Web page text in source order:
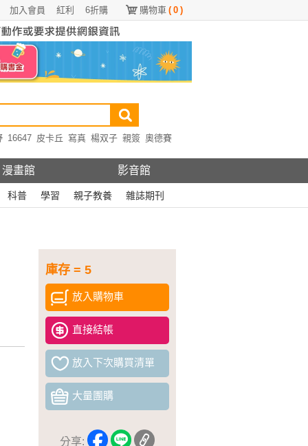
購物車 ( 0 )
6折購
紅利
加入會員
16647 皮卡丘 寫真 楊双子 親簽 奧德賽
漫畫館 影音館
科普 學習 親子教養 雜誌期刊
庫存 = 5
放入購物車
直接結帳
放入下次購買清單
大量團購
分享: